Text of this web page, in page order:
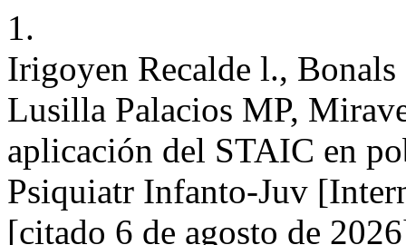
1.
Irigoyen Recalde l.,
Lusilla Palacios MP,
aplicación del STAIC en
Psiquiatr Infanto-Juv
[citado 6 de agosto de